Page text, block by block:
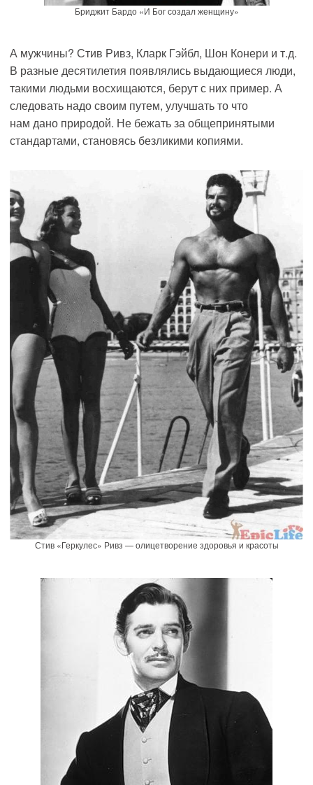
Бриджит Бардо «И Бог создал женщину»
А мужчины? Стив Ривз, Кларк Гэйбл, Шон Конери и т.д.
В разные десятилетия появлялись выдающиеся люди,
такими людьми восхищаются, берутс них пример. А
следовать надо своим путем, улучшать то что
нам дано природой. Не бежать за общепринятыми
стандартами, становясь безликими копиями.
Стив «Геркулес» Ривз — олицетворение здоровья и красоты